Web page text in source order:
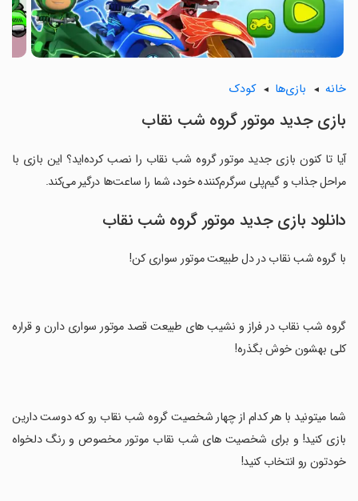
خانه بازی‌ها کودک
بازی جدید موتور گروه شب نقاب
آیا تا کنون بازی جدید موتور گروه شب نقاب را نصب کرده‌اید؟ این بازی با
مراحل جذاب و گیم‌پلی سرگرم‌کننده خود، شما را ساعت‌ها درگیر می‌کند.
دانلود بازی جدید موتور گروه شب نقاب
با گروه شب نقاب در دل طبیعت موتور سواری کن!
‏گروه شب نقاب در فراز و نشیب های طبیعت قصد موتور سواری دارن و قراره
کلی بهشون خوش بگذره!
‏شما میتونید با هر کدام از چهار شخصیت گروه شب نقاب رو که دوست دارین
بازی کنید! و برای شخصیت های شب نقاب موتور مخصوص و رنگ دلخواه
خودتون رو انتخاب کنید!